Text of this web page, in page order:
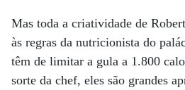
Mas toda a criatividade de
às regras da nutricionista do
têm de limitar a gula a 1.800
sorte da chef, eles são grandes